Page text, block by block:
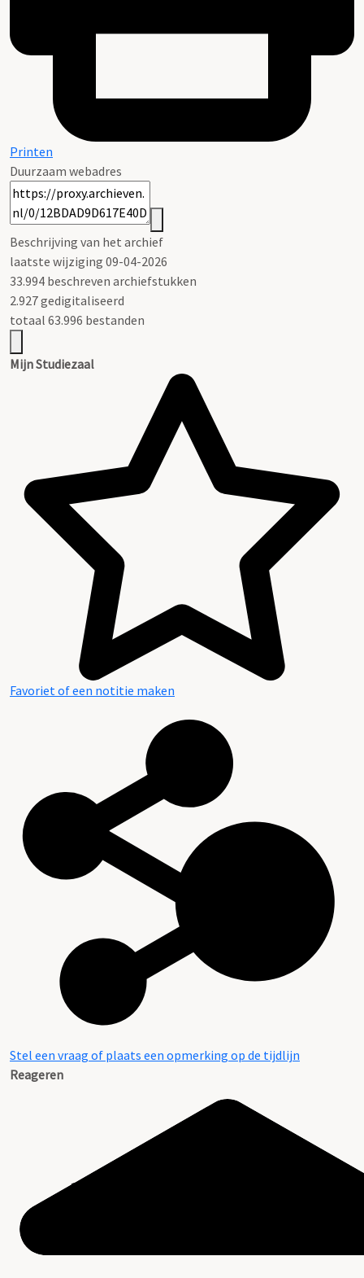
Printen
Duurzaam webadres
Beschrijving van het archief
laatste wijziging 09-04-2026
33.994 beschreven archiefstukken
2.927 gedigitaliseerd
totaal 63.996 bestanden
Mijn Studiezaal
Favoriet of een notitie maken
Stel een vraag of plaats een opmerking op de tijdlijn
Reageren